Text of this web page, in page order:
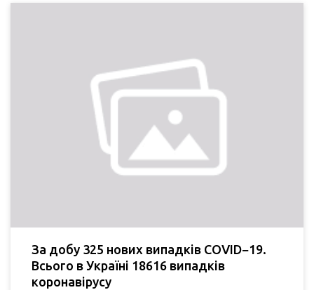
За добу 325 нових випадків COVID−19.
Всього в Україні 18616 випадків
коронавірусу